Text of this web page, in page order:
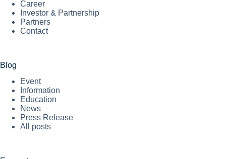
Career
Investor & Partnership
Partners
Contact
Blog
Event
Information
Education
News
Press Release
All posts